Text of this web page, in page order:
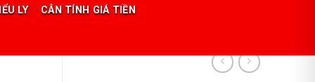
LY CÂN TÍNH GIÁ TIỀN